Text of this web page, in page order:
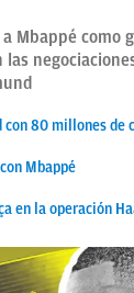
Mbappé como
las
con 80 millones de
Mbappé
en la operación